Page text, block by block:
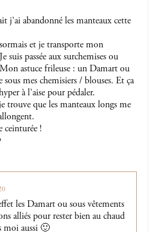
j’ai abandonné les manteaux cette
et je transporte mon
suis passée aux surchemises ou
astuce frileuse : un Damart ou
mes chemisiers / blouses. Et ça
à l’aise pour pédaler.
trouve que les manteaux longs me
ceinturée !
les Damart ou sous vêtements
alliés pour rester bien au chaud
moi aussi 🙂